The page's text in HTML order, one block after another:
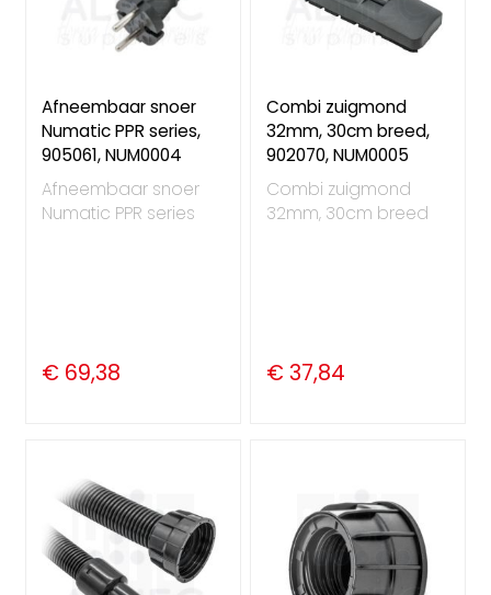
Afneembaar snoer
Numatic PPR series,
905061, NUM0004
Afneembaar snoer
Numatic PPR series
€ 69,38
Combi zuigmond
32mm, 30cm breed,
902070, NUM0005
Combi zuigmond
32mm, 30cm breed
€ 37,84